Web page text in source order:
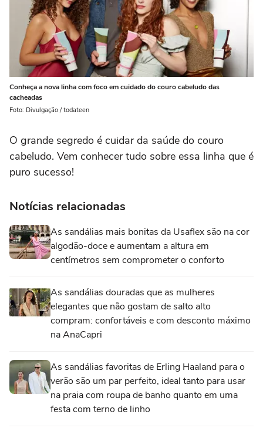
Conheça a nova linha com foco em cuidado do couro cabeludo das
cacheadas
Foto: Divulgação / todateen
O grande segredo é cuidar da saúde do couro
cabeludo. Vem conhecer tudo sobre essa linha que é
puro sucesso!
Notícias relacionadas
As sandálias mais bonitas da Usaflex são na cor
algodão-doce e aumentam a altura em
centímetros sem comprometer o conforto
As sandálias douradas que as mulheres
elegantes que não gostam de salto alto
compram: confortáveis e com desconto máximo
na AnaCapri
As sandálias favoritas de Erling Haaland para o
verão são um par perfeito, ideal tanto para usar
na praia com roupa de banho quanto em uma
festa com terno de linho